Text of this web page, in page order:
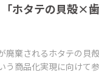
ホタテの貝殻×
廃棄されるホタテの貝
う商品化実現に向けて